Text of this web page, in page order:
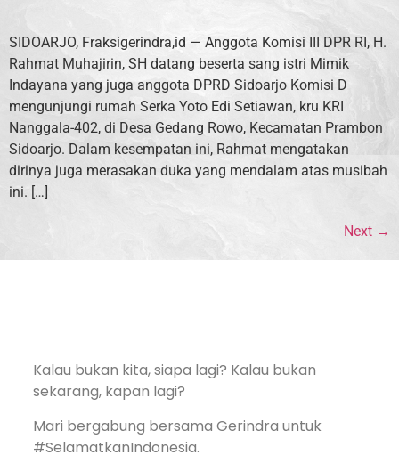
SIDOARJO, Fraksigerindra,id — Anggota Komisi III DPR RI, H.
Rahmat Muhajirin, SH datang beserta sang istri Mimik
Indayana yang juga anggota DPRD Sidoarjo Komisi D
mengunjungi rumah Serka Yoto Edi Setiawan, kru KRI
Nanggala-402, di Desa Gedang Rowo, Kecamatan Prambon
Sidoarjo. Dalam kesempatan ini, Rahmat mengatakan
dirinya juga merasakan duka yang mendalam atas musibah
ini. […]
Next →
Kalau bukan kita, siapa lagi? Kalau bukan
sekarang, kapan lagi?
Mari bergabung bersama Gerindra untuk
#SelamatkanIndonesia.